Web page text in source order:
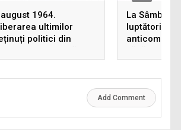
1964.
ultimilor
politici din
La Sâmbăta
luptătorii în
comemorați
Add Comment